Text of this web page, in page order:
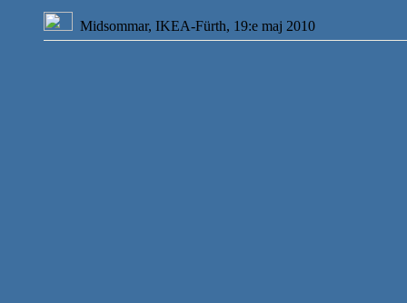
Midsommar, IKEA-Fürth, 19:e maj 2010